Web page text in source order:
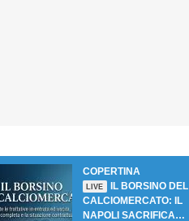
COPERTINA
LIVE
IL BORSINO DEL
CALCIOMERCATO: IL
NAPOLI SACRIFICA